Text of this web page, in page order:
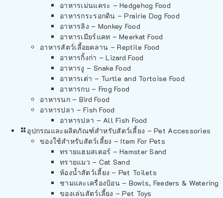
อาหารเม่นแคระ – Hedgehog Food
อาหารกระรอกดิน – Prairie Dog Food
อาหารลิง – Monkey Food
อาหารเมียร์แคท – Meerkat Food
อาหารสัตว์เลี้อยคลาน – Reptile Food
อาหารกิ้งก่า – Lizard Food
อาหารงู – Snake Food
อาหารเต่า – Turtle and Tortoise Food
อาหารกบ – Frog Food
อาหารนก – Bird Food
อาหารปลา – Fish Food
อาหารปลา – All Fish Food
อุปกรณและผลิตภัณฑ์สำหรับสัตว์เลี้ยง – Pet Accessories
ของใช้สำหรับสัตว์เลี้ยง – Item For Pets
ทรายแฮมสเตอร์ – Hamster Sand
ทรายแมว – Cat Sand
ห้องน้ำสัตว์เลี้ยง – Pet Toilets
ชามและเครื่องป้อน – Bowls, Feeders & Watering
ของเล่นสัตว์เลี้ยง – Pet Toys